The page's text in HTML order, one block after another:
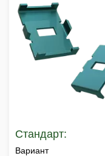
Стандарт:
Вариант